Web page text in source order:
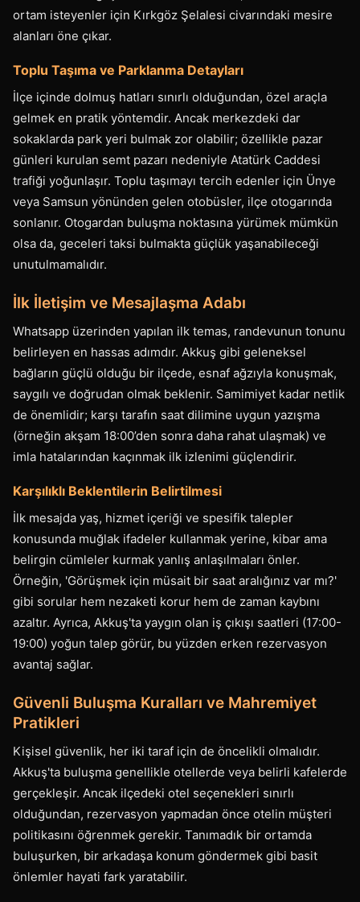
ortam isteyenler için Kırkgöz Şelalesi civarındaki mesire
alanları öne çıkar.
Toplu Taşıma ve Parklanma Detayları
İlçe içinde dolmuş hatları sınırlı olduğundan, özel araçla
gelmek en pratik yöntemdir. Ancak merkezdeki dar
sokaklarda park yeri bulmak zor olabilir; özellikle pazar
günleri kurulan semt pazarı nedeniyle Atatürk Caddesi
trafiği yoğunlaşır. Toplu taşımayı tercih edenler için Ünye
veya Samsun yönünden gelen otobüsler, ilçe otogarında
sonlanır. Otogardan buluşma noktasına yürümek mümkün
olsa da, geceleri taksi bulmakta güçlük yaşanabileceği
unutulmamalıdır.
İlk İletişim ve Mesajlaşma Adabı
Whatsapp üzerinden yapılan ilk temas, randevunun tonunu
belirleyen en hassas adımdır. Akkuş gibi geleneksel
bağların güçlü olduğu bir ilçede, esnaf ağzıyla konuşmak,
saygılı ve doğrudan olmak beklenir. Samimiyet kadar netlik
de önemlidir; karşı tarafın saat dilimine uygun yazışma
(örneğin akşam 18:00’den sonra daha rahat ulaşmak) ve
imla hatalarından kaçınmak ilk izlenimi güçlendirir.
Karşılıklı Beklentilerin Belirtilmesi
İlk mesajda yaş, hizmet içeriği ve spesifik talepler
konusunda muğlak ifadeler kullanmak yerine, kibar ama
belirgin cümleler kurmak yanlış anlaşılmaları önler.
Örneğin, 'Görüşmek için müsait bir saat aralığınız var mı?'
gibi sorular hem nezaketi korur hem de zaman kaybını
azaltır. Ayrıca, Akkuş'ta yaygın olan iş çıkışı saatleri (17:00-
19:00) yoğun talep görür, bu yüzden erken rezervasyon
avantaj sağlar.
Güvenli Buluşma Kuralları ve Mahremiyet
Pratikleri
Kişisel güvenlik, her iki taraf için de öncelikli olmalıdır.
Akkuş'ta buluşma genellikle otellerde veya belirli kafelerde
gerçekleşir. Ancak ilçedeki otel seçenekleri sınırlı
olduğundan, rezervasyon yapmadan önce otelin müşteri
politikasını öğrenmek gerekir. Tanımadık bir ortamda
buluşurken, bir arkadaşa konum göndermek gibi basit
önlemler hayati fark yaratabilir.